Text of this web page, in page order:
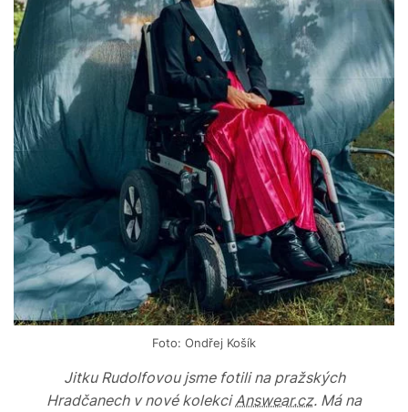
Foto: Ondřej Košík
Jitku Rudolfovou jsme fotili na pražských
Hradčanech v nové kolekciAnswear.cz. Má na